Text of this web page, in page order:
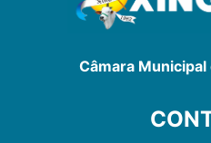
Câmara Municipal